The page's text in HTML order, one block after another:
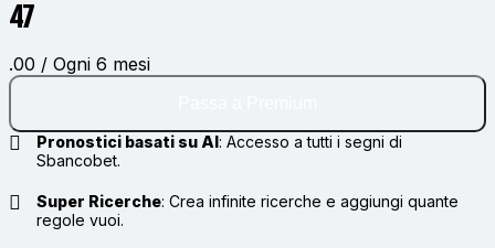
47
.00 / Ogni 6 mesi
Pronostici basati su AI: Accesso a tutti i segni di
Sbancobet.
Super Ricerche: Crea infinite ricerche e aggiungi quante
regole vuoi.